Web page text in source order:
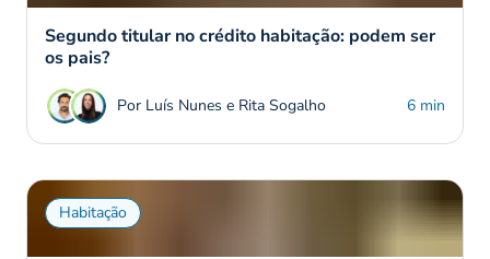
Segundo titular no crédito habitação: podem ser
os pais?
Por Luís Nunes e Rita Sogalho 6 min
Habitação